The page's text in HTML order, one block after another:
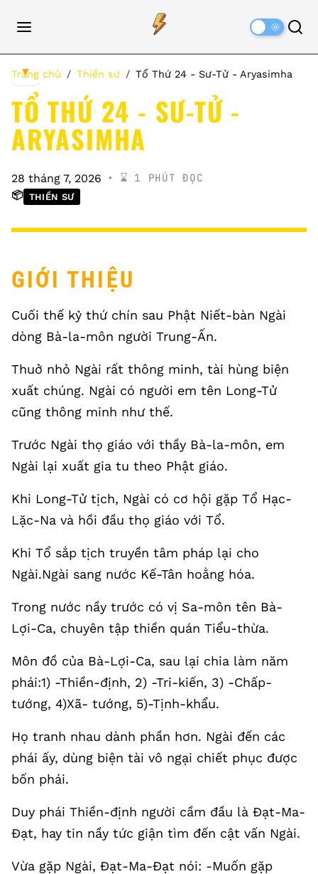
Trang chủ Thiền sư Tổ Thứ 24 - Sư-Tử - Aryasimha
TỔ THỨ 24 - SƯ-TỬ -
ARYASIMHA
28 tháng 7, 2026 ⌛️ 1 PHÚT ĐỌC
📦 THIỀN SƯ
GIỚI THIỆU
Cuối thế kỷ thứ chín sau Phật Niết-bàn Ngài
dòng Bà-la-môn người Trung-Ấn.
Thuở nhỏ Ngài rất thông minh, tài hùng biện
xuất chúng. Ngài có người em tên Long-Tử
cũng thông minh như thế.
Trước Ngài thọ giáo với thầy Bà-la-môn, em
Ngài lại xuất gia tu theo Phật giáo.
Khi Long-Tử tịch, Ngài có cơ hội gặp Tổ Hạc-
Lặc-Na và hồi đầu thọ giáo với Tổ.
Khi Tổ sắp tịch truyền tâm pháp lại cho
Ngài.Ngài sang nước Kế-Tân hoằng hóa.
Trong nước nầy trước có vị Sa-môn tên Bà-
Lợi-Ca, chuyên tập thiền quán Tiểu-thừa.
Môn đồ của Bà-Lợi-Ca, sau lại chia làm năm
phái:1) -Thiền-định, 2) -Tri-kiến, 3) -Chấp-
tướng, 4)Xã- tướng, 5)-Tịnh-khẩu.
Họ tranh nhau dành phần hơn. Ngài đến các
phái ấy, dùng biện tài vô ngại chiết phục được
bốn phái.
Duy phái Thiền-định người cầm đầu là Đạt-Ma-
Đạt, hay tin nầy tức giận tìm đến cật vấn Ngài.
Vừa gặp Ngài, Đạt-Ma-Đạt nói: -Muốn gặp
▼